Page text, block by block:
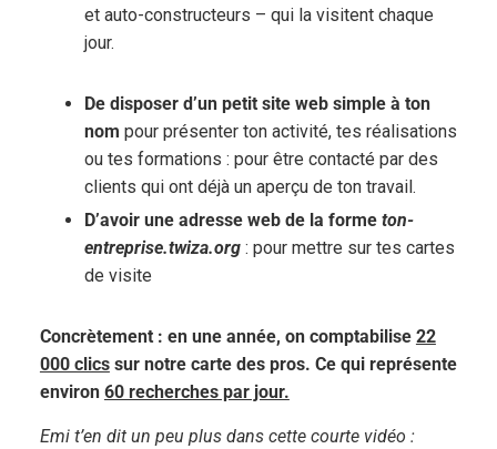
et auto-constructeurs – qui la visitent chaque
jour.
De disposer d’un petit site web simple à ton
nom pour présenter ton activité, tes réalisations
ou tes formations : pour être contacté par des
clients qui ont déjà un aperçu de ton travail.
D’avoir une adresse web de la forme ton-
entreprise.twiza.org: pour mettre sur tes cartes
de visite
Concrètement : en une année, on comptabilise 22
000 clicssur notre carte des pros. Ce qui représente
environ 60 recherches par jour.
Emi t’en dit un peu plus dans cette courte vidéo :